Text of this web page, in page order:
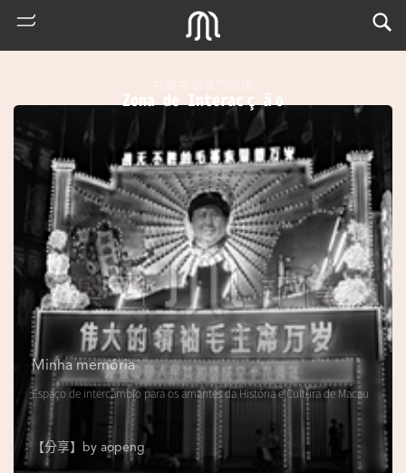
Zona de Interacção
Minha memória
Espaço de intercâmbio para os amantes da História e Cultura de Macau
【分享】by aopeng